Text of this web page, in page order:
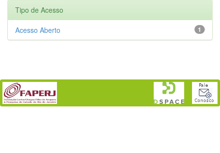
Tipo de Acesso
1
Acesso Aberto